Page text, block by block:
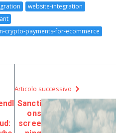
website-integration
crypto-payments-for-ecommerce
Articolo successivo
Sancti
ons
scree